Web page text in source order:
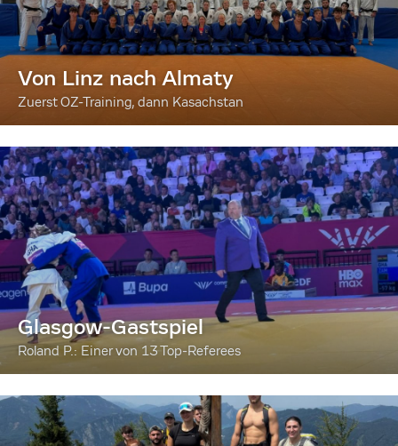
Von Linz nach Almaty
Zuerst OZ-Training, dann Kasachstan
Glasgow-Gastspiel
Roland P.: Einer von 13 Top-Referees